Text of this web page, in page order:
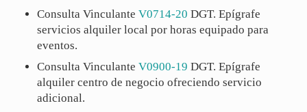
Consulta VinculanteV0714-20 DGT. Epígrafe
servicios alquiler local por horas equipado para
eventos.
Consulta VinculanteV0900-19 DGT. Epígrafe
alquiler centro de negocio ofreciendo servicio
adicional.